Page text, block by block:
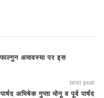
अमावस्या पर इस
next post
अभिषेक गुप्ता मोनू व पूर्व पार्षद